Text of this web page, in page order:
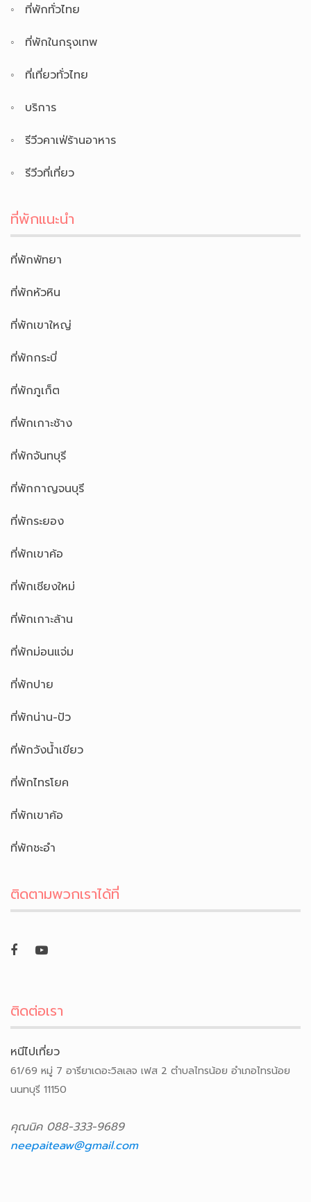
ที่พักทั่วไทย
ที่พักในกรุงเทพ
ที่เที่ยวทั่วไทย
บริการ
รีวีวคาเฟ่ร้านอาหาร
รีวีวที่เที่ยว
ที่พักแนะนำ
ที่พักพัทยา
ที่พักหัวหิน
ที่พักเขาใหญ่
ที่พักกระบี่
ที่พักภูเก็ต
ที่พักเกาะช้าง
ที่พักจันทบุรี
ที่พักกาญจนบุรี
ที่พักระยอง
ที่พักเขาค้อ
ที่พักเชียงใหม่
ที่พักเกาะล้าน
ที่พักม่อนแจ่ม
ที่พักปาย
ที่พักน่าน-ปัว
ที่พักวังน้ำเขียว
ที่พักไทรโยค
ที่พักเขาค้อ
ที่พักชะอำ
ติดตามพวกเราได้ที่
ติดต่อเรา
หนีไปเที่ยว
61/69 หมู่ 7 อารียาเดอะวิลเลจ เฟส 2 ตำบลไทรน้อย อำเภอไทรน้อย
นนทบุรี 11150
คุณนิค 088-333-9689
neepaiteaw@gmail.com